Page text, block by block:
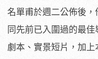
名單甫於週二公佈後，
同先前已入圍過的最佳
劇本、實景短片，加上